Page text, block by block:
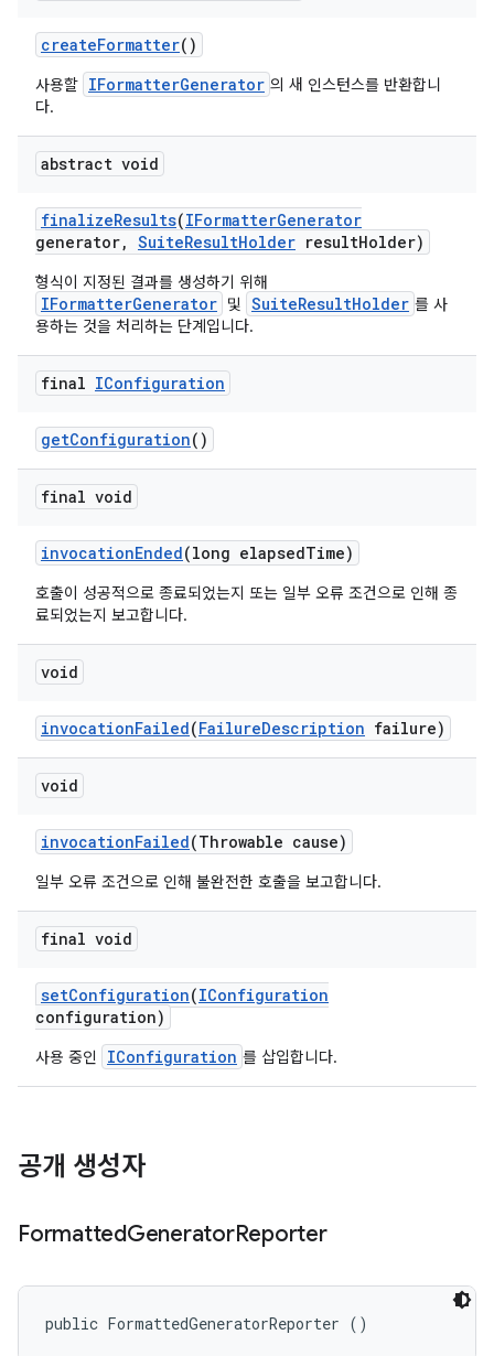
createFormatter()
사용할 IFormatterGenerator 의 새 인스턴스를 반환합니
다.
abstract void
finalizeResults(IFormatterGenerator
generator, SuiteResultHolder resultHolder)
형식이 지정된 결과를 생성하기 위해
IFormatterGenerator 및 SuiteResultHolder 를 사
용하는 것을 처리하는 단계입니다.
final IConfiguration
getConfiguration()
final void
invocationEnded(long elapsedTime)
호출이 성공적으로 종료되었는지 또는 일부 오류 조건으로 인해 종
료되었는지 보고합니다.
void
invocationFailed(FailureDescription failure)
void
invocationFailed(Throwable cause)
일부 오류 조건으로 인해 불완전한 호출을 보고합니다.
final void
setConfiguration(IConfiguration
configuration)
사용 중인 IConfiguration 를 삽입합니다.
공개 생성자
FormattedGeneratorReporter
public FormattedGeneratorReporter ()